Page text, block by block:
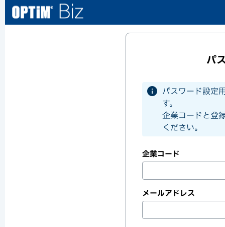
パ
info パスワード設定
す。
企業コードと登
ください。
企業コード
メールアドレス